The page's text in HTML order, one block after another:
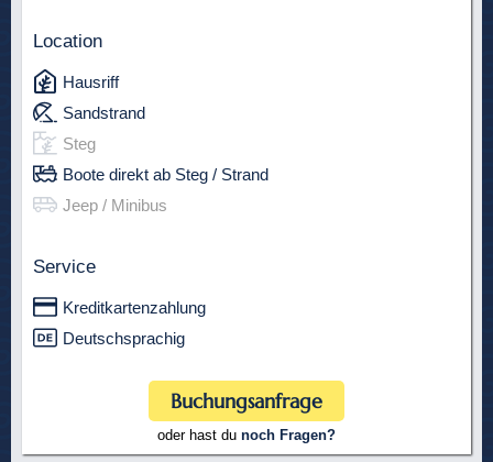
Location
Hausriff
Sandstrand
Steg
Boote direkt ab Steg / Strand
Jeep / Minibus
Service
Kreditkartenzahlung
Deutschsprachig
Buchungsanfrage
oder hast du noch Fragen?